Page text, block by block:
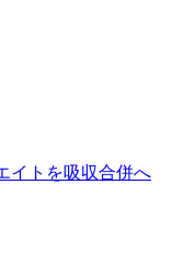
イトを吸収合併へ